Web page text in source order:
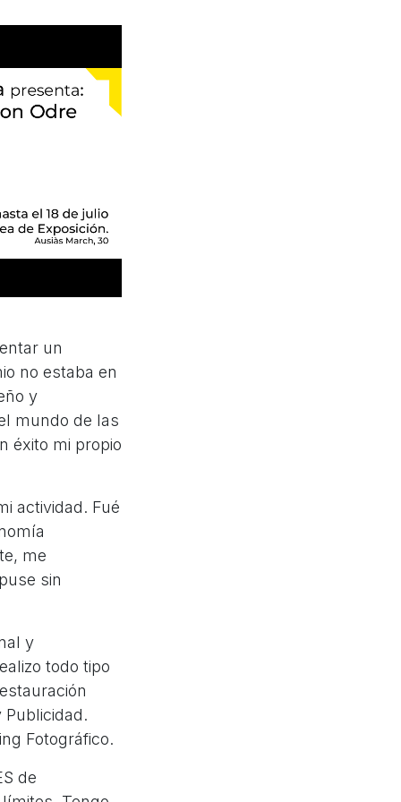
un
no estaba en
y
mundo de las
éxito mi propio
actividad. Fué
me
sin
y
todo tipo
Fotográfico.
de